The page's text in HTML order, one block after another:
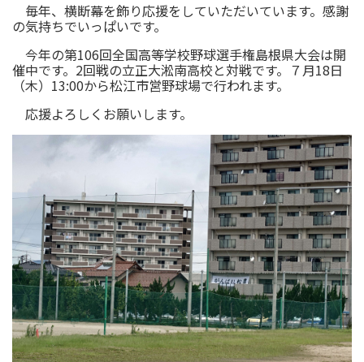
毎年、横断幕を飾り応援をしていただいています。感謝
の気持ちでいっぱいです。
今年の第106回全国高等学校野球選手権島根県大会は開
催中です。2回戦の立正大淞南高校と対戦です。７月18日
（木）13:00から松江市営野球場で行われます。
応援よろしくお願いします。